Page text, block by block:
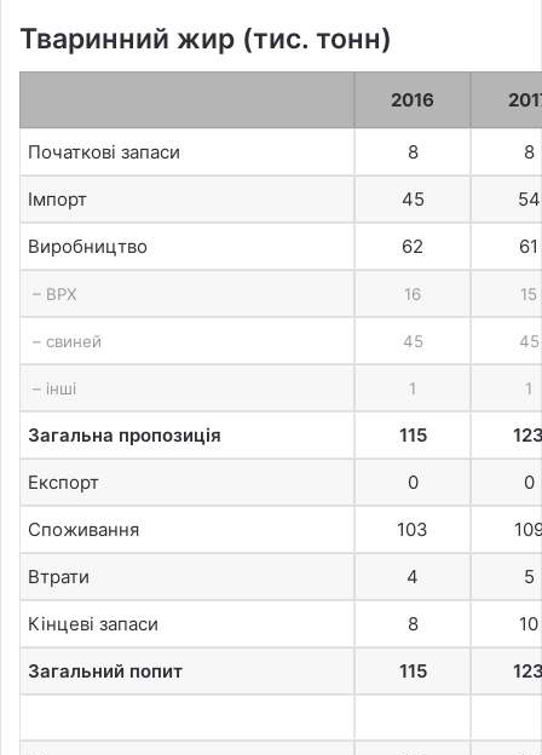
Тваринний жир (тис. тонн)
2016
Початкові запаси 8 8
Імпорт 45 54
Виробництво 62 61
– ВРХ 16 15
– свиней 45 45
– інші 1 1
Загальна пропозиція 115
Експорт 0 0
Споживання 103
Втрати 4 5
Кінцеві запаси 8 10
Загальний попит 115